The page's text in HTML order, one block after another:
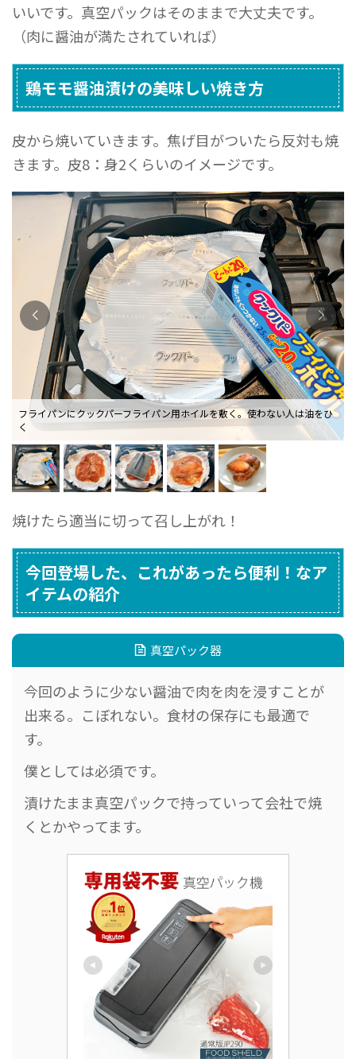
いいです。真空パックはそのままで大丈夫です。
（肉に醤油が満たされていれば）
鶏モモ醤油漬けの美味しい焼き方
皮から焼いていきます。焦げ目がついたら反対も焼
きます。皮8：身2くらいのイメージです。
フライパンにクックパーフライパン用ホイルを敷く。使わない人は油をひ
く
焼けたら適当に切って召し上がれ！
今回登場した、これがあったら便利！なア
イテムの紹介
真空パック器
今回のように少ない醤油で肉を肉を浸すことが
出来る。こぼれない。食材の保存にも最適で
す。
僕としては必須です。
漬けたまま真空パックで持っていって会社で焼
くとかやってます。